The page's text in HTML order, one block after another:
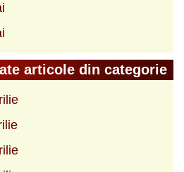
articole din categorie